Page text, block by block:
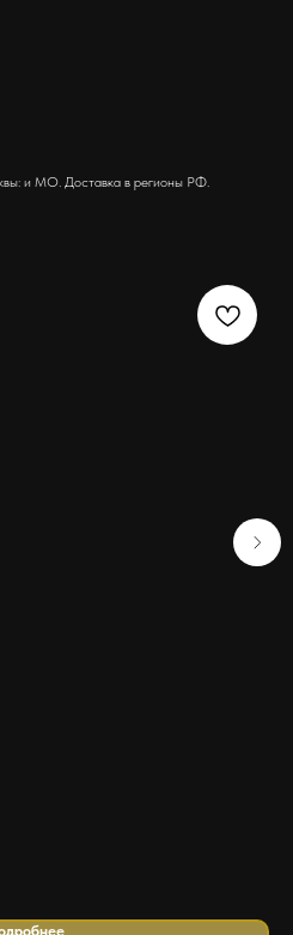
и МО. Доставка в регионы РФ.